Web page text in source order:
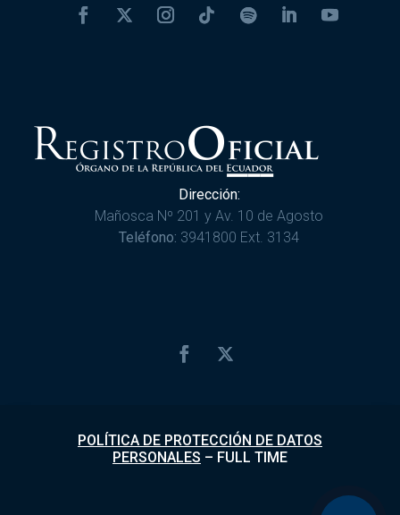
Dirección:
Mañosca Nº 201 y Av. 10 de Agosto
Teléfono: 3941800 Ext. 3134
POLÍTICA DE PROTECCIÓN DE DATOS
PERSONALES – FULL TIME